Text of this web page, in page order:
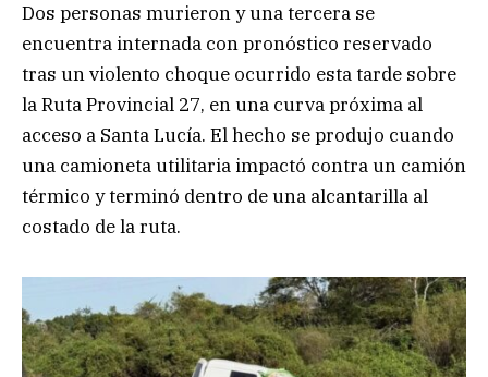
Dos personas murieron y una tercera se
encuentra internada con pronóstico reservado
tras un violento choque ocurrido esta tarde sobre
la Ruta Provincial 27, en una curva próxima al
acceso a Santa Lucía. El hecho se produjo cuando
una camioneta utilitaria impactó contra un camión
térmico y terminó dentro de una alcantarilla al
costado de la ruta.